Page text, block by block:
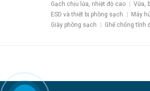
Gạch chịu lửa, nhiệt độ cao
Vữa,
ESD và thiết bị phòng sạch
Máy
Giày phòng sạch
Ghế chống tĩnh